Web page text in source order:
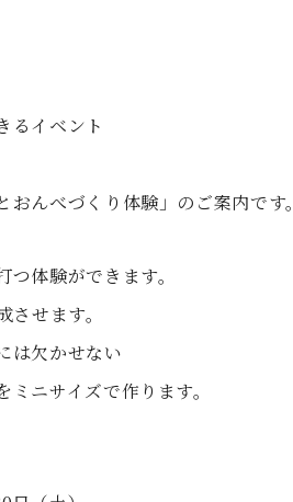
るイベント
んべづくり体験」のご案内です。
体験ができます。
せます。
は欠かせない
ニサイズで作ります。